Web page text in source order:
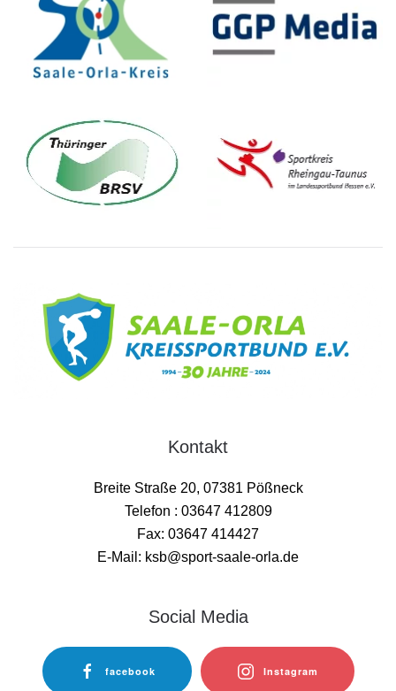
Kontakt
Breite Straße 20, 07381 Pößneck
Telefon : 03647 412809
Fax: 03647 414427
E-Mail: ksb@sport-saale-orla.de
Social Media
facebook Instagram